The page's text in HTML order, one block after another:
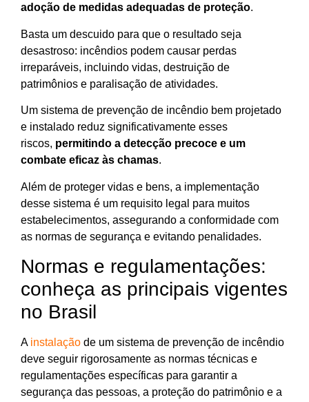
adoção de medidas adequadas de proteção.
Basta um descuido para que o resultado seja
desastroso: incêndios podem causar perdas
irreparáveis, incluindo vidas, destruição de
patrimônios e paralisação de atividades.
Um sistema de prevenção de incêndio bem projetado
e instalado reduz significativamente esses
riscos, permitindo a detecção precoce e um
combate eficaz às chamas.
Além de proteger vidas e bens, a implementação
desse sistema é um requisito legal para muitos
estabelecimentos, assegurando a conformidade com
as normas de segurança e evitando penalidades.
Normas e regulamentações:
conheça as principais vigentes
no Brasil
A instalação de um sistema de prevenção de incêndio
deve seguir rigorosamente as normas técnicas e
regulamentações específicas para garantir a
segurança das pessoas, a proteção do patrimônio e a